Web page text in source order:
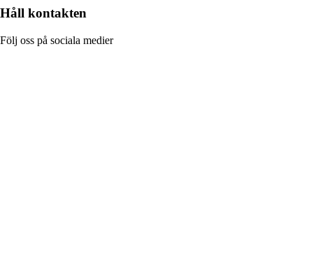
Håll kontakten
Följ oss på sociala medier